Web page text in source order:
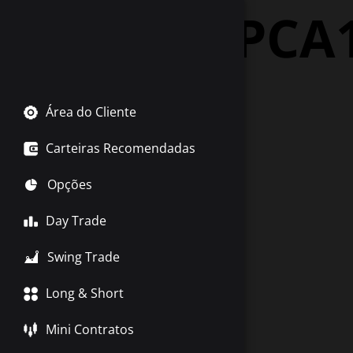
Área do Cliente
Carteiras Recomendadas
Opções
Day Trade
Swing Trade
Long & Short
Mini Contratos